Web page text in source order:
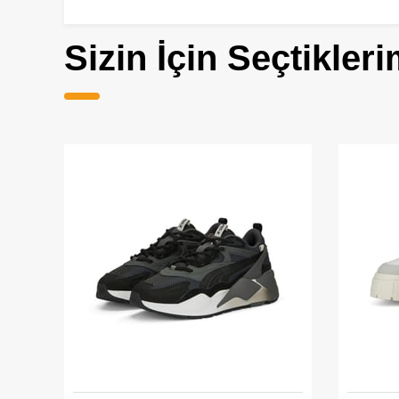
Sizin İçin